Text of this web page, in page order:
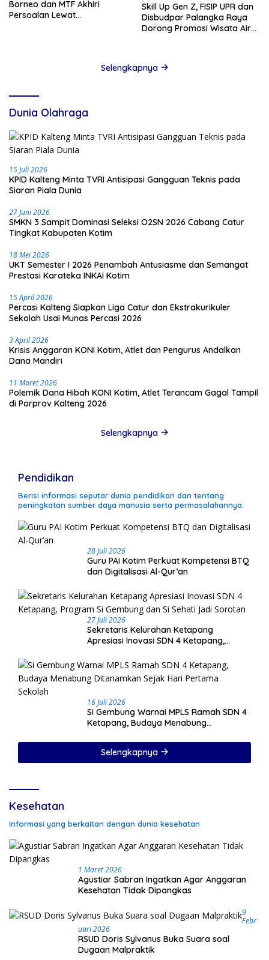
Borneo dan MTF Akhiri
Persoalan Lewat
Skill Up Gen Z, FISIP UPR dan
Disbudpar Palangka Raya
Dorong Promosi Wisata Air
Selengkapnya
Dunia Olahraga
15 Juli 2026
KPID Kalteng Minta TVRI Antisipasi Gangguan Teknis pada
Siaran Piala Dunia
27 Juni 2026
SMKN 3 Sampit Dominasi Seleksi O2SN 2026 Cabang Catur
Tingkat Kabupaten Kotim
18 Mei 2026
UKT Semester I 2026 Penambah Antusiasme dan Semangat
Prestasi Karateka INKAI Kotim
15 April 2026
Percasi Kalteng Siapkan Liga Catur dan Ekstrakurikuler
Sekolah Usai Munas Percasi 2026
3 April 2026
Krisis Anggaran KONI Kotim, Atlet dan Pengurus Andalkan
Dana Mandiri
11 Maret 2026
Polemik Dana Hibah KONI Kotim, Atlet Terancam Gagal Tampil
di Porprov Kalteng 2026
Selengkapnya
Pendidikan
Berisi informasi seputar dunia pendidikan dan tentang
peningkatan sumber daya manusia serta permasalahannya.
28 Juli 2026
Guru PAI Kotim Perkuat Kompetensi BTQ
dan Digitalisasi Al-Qur’an
27 Juli 2026
Sekretaris Kelurahan Ketapang
Apresiasi Inovasi SDN 4 Ketapang,
Sorotan
16 Juli 2026
Si Gembung Warnai MPLS Ramah SDN 4
Ketapang, Budaya Menabung
Selengkapnya
Kesehatan
Informasi yang berkaitan dengan dunia kesehatan
1 Maret 2026
Agustiar Sabran Ingatkan Agar Anggaran
Kesehatan Tidak Dipangkas
9
Febr
Uari 2026
RSUD Doris Sylvanus Buka Suara soal
Dugaan Malpraktik